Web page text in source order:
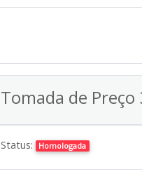
Tomada de
Status: Homologada